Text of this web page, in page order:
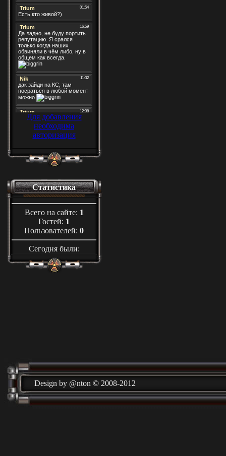
Для добавления
необходима
авторизация
Статистика
Всего на сайте: 1
Гостей: 1
Пользователей: 0
Сегодня были:
Design by @nton © 2008-2012